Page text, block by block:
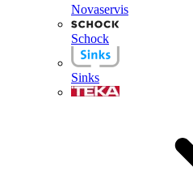
Novaservis
Schock
Sinks